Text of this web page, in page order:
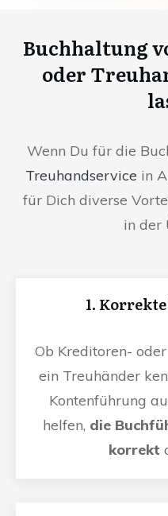
Buchhaltung
oder
Wenn Du für die
Treuhandservice in
für Dich diverse
in der
1.
Ob Kreditoren-
ein Treuhänder
Kontenführung
helfen, die
korrekt